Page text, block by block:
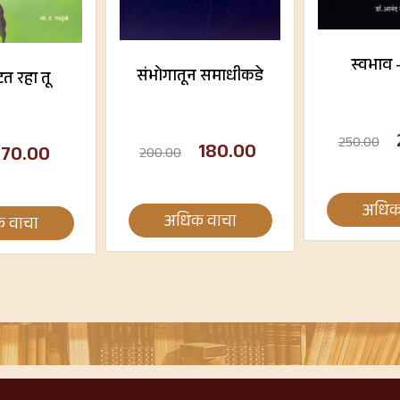
रहा तू
70.00
संभोगातून समाधीकडे
200.00 180.00
अधिक वाचा
स्वभाव
250.00